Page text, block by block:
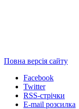
Повна версія сайту
Facebook
Twitter
RSS-стрічки
E-mail розсилка